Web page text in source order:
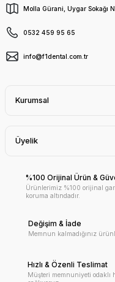
Molla Gürani, Uygar Sokağı
0532 459 95 65
info@f1dental.com.tr
Kurumsal
Üyelik
%100 Orijinal Ürün &
Ürünlerimiz %100 orijinal
koruma altındadır.
Değişim & İade
Memnun kalmadığınız
Hızlı & Özenli Teslimat
Müşteri memnuniyeti odaklı